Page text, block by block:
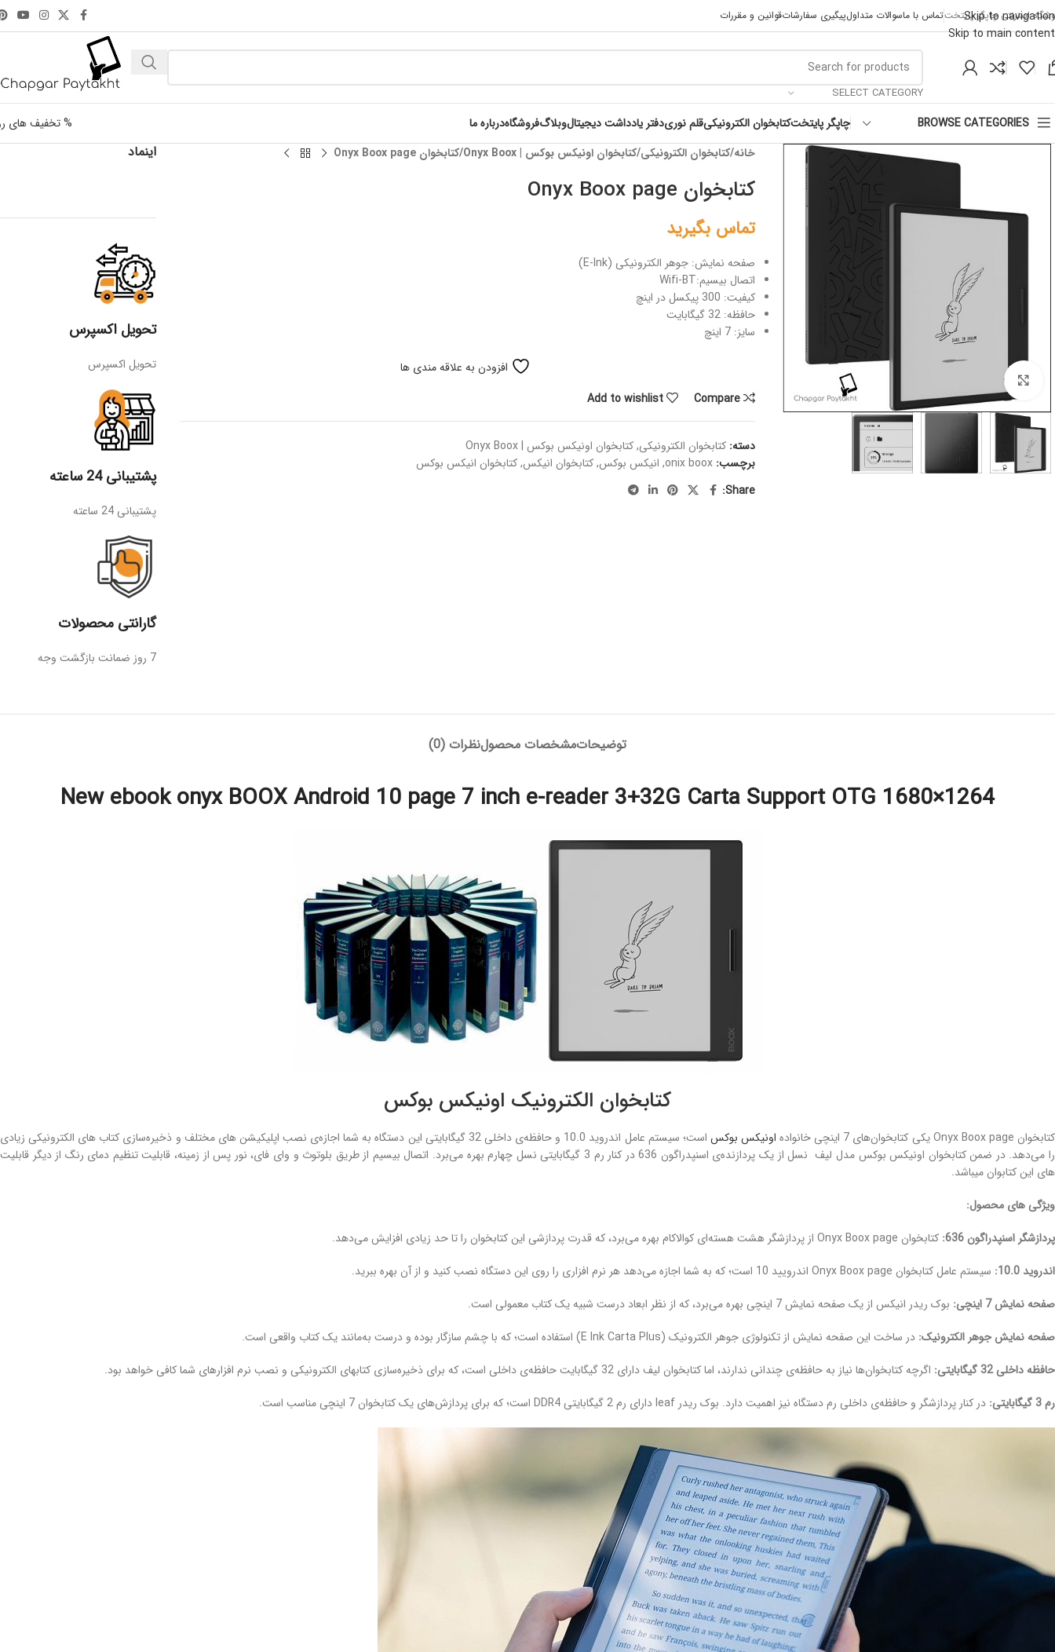
Skip to navigation
Skip to main content
اینترنتی چاپگر پایتختتماس با ماسوالات متداولپیگیری سفارشاتقوانین و مقررات
SELECT CATEGORY
BROWSE CATEGORIES چاپگر پایتختکتابخوان الکترونیکیقلم نوریدفتر یادداشت دیجیتالوبلاگفروشگاهدرباره ما % تخفیف های
خانه کتابخوان الکترونیکی کتابخوان اونیکس بوکس | Onyx Boox کتابخوان Onyx Boox page
کتابخوان Onyx Boox page
تماس بگیرید
صفحه نمایش: جوهر الکترونیکی (E-Ink)
اتصال بیسیم:Wifi-BT
کیفیت: 300 پیکسل در اینچ
حافظه: 32 گیگابایت
سایز: 7 اینچ
افزودن به علاقه مندی ها
Compare
Add to wishlist
دسته: کتابخوان الکترونیکی,کتابخوان اونیکس بوکس | Onyx Boox
برچسب: onix boox
, انیکس بوکس,کتابخوان انیکس,کتابخوان انیکس بوکس
Share:
اینماد
تحویل اکسپرس
تحویل اکسپرس
پشتیبانی 24 ساعته
پشتیبانی 24 ساعته
گارانتی محصولات
7 روز ضمانت بازگشت وجه
توضیحاتمشخصات محصولنظرات (0)
New ebook onyx BOOX Android 10 page 7 inch e-reader 3+32G Carta Support OTG 1680×1264
کتابخوان الکترونیک اونیکس بوکس
کتابخوان Onyx Boox page یکی کتابخوان‌های 7 اینچی خانواده اونیکس بوکس
است؛ سیستم عامل اندروید 10.0 و حافظه‌ی داخلی 32 گیگابایتی این دستگاه به شما اجازه‌ی نصب اپلیکیشن های مختلف و ذخیره‌سازی کتاب های الکترونیکی زیادی
را می‌دهد. در ضمن کتابخوان اونیکس بوکس مدل لیف نسل از یک پردازنده‌ی اسنپدراگون 636 در کنار رم 3 گیگابایتی نسل چهارم بهره می‌برد. اتصال بیسیم از طریق بلوتوث و وای فای، نور پس از زمینه، قابلیت تنظیم دمای رنگ از دیگر قابلیت
های این کتابوان میباشد.
ویژگی های محصول:
پردازشگر اسنپدراگون 636:
کتابخوان Onyx Boox page از پردازشگر هشت هسته‌ای کوالاکام بهره می‌برد، که قدرت پردازشی این کتابخوان را تا حد زیادی افزایش می‌دهد.
اندروید 10.0:
سیستم عامل کتابخوان Onyx Boox page اندرویید 10 است؛ که به شما اجازه می‌دهد هر نرم افزاری را روی این دستگاه نصب کنید و از آن بهره ببرید.
صفحه نمایش 7 اینچی:
بوک ریدر انیکس از یک صفحه نمایش 7 اینچی بهره می‌برد، که از نظر ابعاد درست شبیه یک کتاب معمولی است.
صفحه نمایش جوهر الکترونیک: در ساخت این صفحه نمایش از تکنولوژی جوهر الکترونیک (E Ink Carta Plus) استفاده است؛ که با چشم سازگار بوده و درست به‌مانند یک کتاب واقعی است.
حافظه داخلی 32 گیگابایتی:
اگرچه کتابخوان‌ها نیاز به حافظه‌ی چندانی ندارند، اما کتابخوان لیف دارای 32 گیگابایت حافظه‌ی داخلی است، که برای ذخیره‌سازی کتابهای الکترونیکی و نصب نرم افزارهای شما کافی خواهد بود.
رم 3 گیگابایتی:
در کنار پردازشگر و حافظه‌ی داخلی رم دستگاه نیز اهمیت دارد. بوک ریدر leaf دارای رم 2 گیگابایتی DDR4 است؛ که برای پردازش‌های یک کتابخوان 7 اینچی مناسب است.